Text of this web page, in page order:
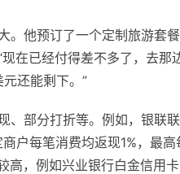
他预订了一个定制旅游套餐
在已经付得差不多了，去那
还能剩下。”
、部分打折等。例如，银联
户每笔消费均返现1%，最高
高，例如兴业银行白金信用卡